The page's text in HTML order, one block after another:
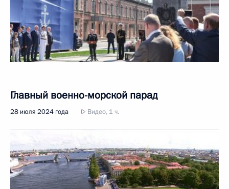
Главный военно-морской парад
28 июля 2024 года Видео, 1 ч.